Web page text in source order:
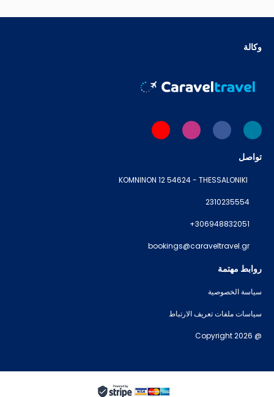
وكالة
تواصل
2310235554
+306948832051
bookings@caraveltravel.gr
روابط مهتمة
سياسة الخصوصية
سياسات ملفات تعريف الارتباط
@ Copyright 2026